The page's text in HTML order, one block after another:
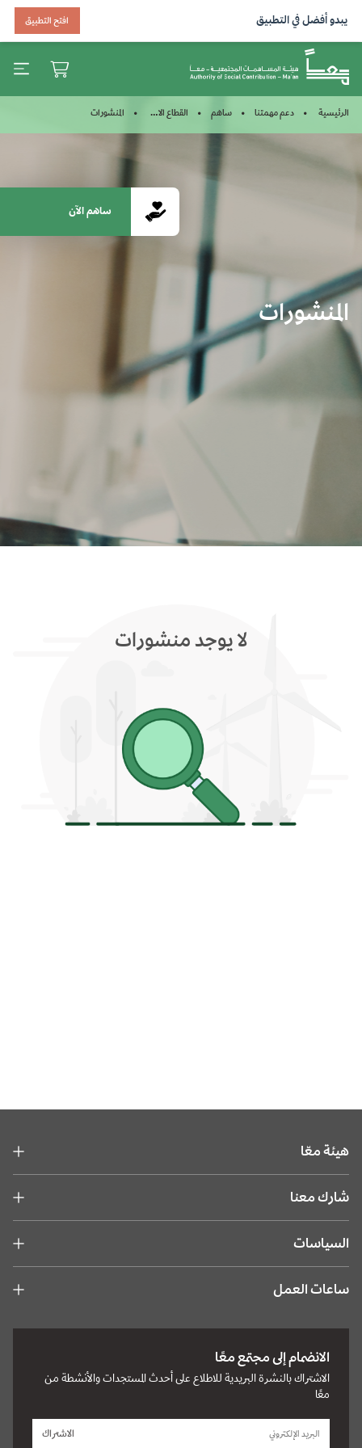
يبدو أفضل في التطبيق افتح التطبيق
الرئيسية دعم مهمتنا ساهم القطاع الاجتماعي المنشورات
المنشورات
لا يوجد منشورات
هيئة معّا
شارك معنا
السياسات
ساعات العمل
الانضمام إلى مجتمع معًا
الاشتراك بالنشرة البريدية للاطلاع على أحدث المستجدات والأنشطة من
معًا
الاشتراك
ساهم الآن